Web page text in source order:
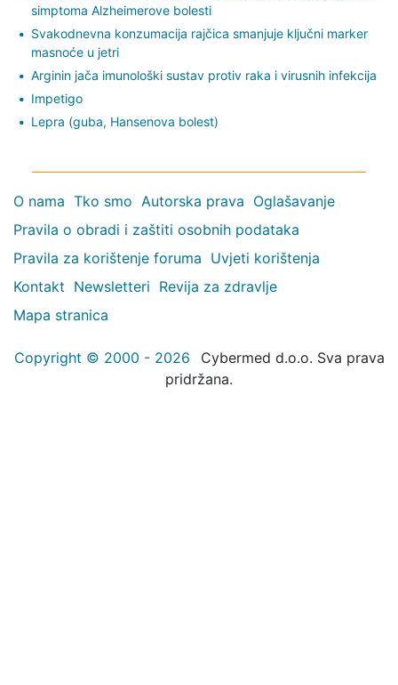
simptoma Alzheimerove bolesti
Svakodnevna konzumacija rajčica smanjuje ključni marker
masnoće u jetri
Arginin jača imunološki sustav protiv raka i virusnih infekcija
Impetigo
Lepra (guba, Hansenova bolest)
O nama Tko smo Autorska prava Oglašavanje
Pravila o obradi i zaštiti osobnih podataka
Pravila za korištenje foruma Uvjeti korištenja
Kontakt Newsletteri Revija za zdravlje
Mapa stranica
Copyright © 2000 - 2026
Cybermed d.o.o. Sva prava
pridržana.